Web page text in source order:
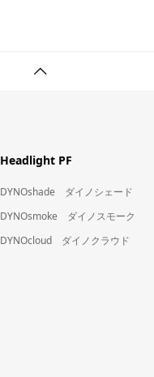
Headlight PF
DYNOshade ダイノシェード
DYNOsmoke ダイノスモーク
DYNOcloud ダイノクラウド